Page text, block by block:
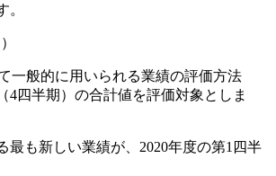
。
一般的に用いられる業績の評価方法
4四半期）の合計値を評価対象としま
最も新しい業績が、2020年度の第1四半